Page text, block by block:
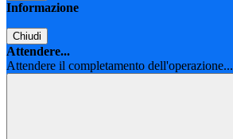
Informazione
Chiudi
Attendere...
Attendere il completamento dell'operazione...